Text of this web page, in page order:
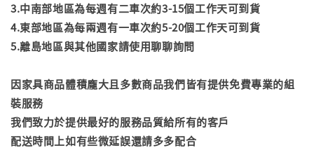
3.中南部地區為每週有二車次約3-15個工作天可到貨
4.東部地區為每兩週有一車次約5-20個工作天可到貨
5.離島地區與其他國家請使用聊聊詢問
因家具商品體積龐大且多數商品我們皆有提供免費專業的組
裝服務
我們致力於提供最好的服務品質給所有的客戶
配送時間上如有些微延誤還請多多配合